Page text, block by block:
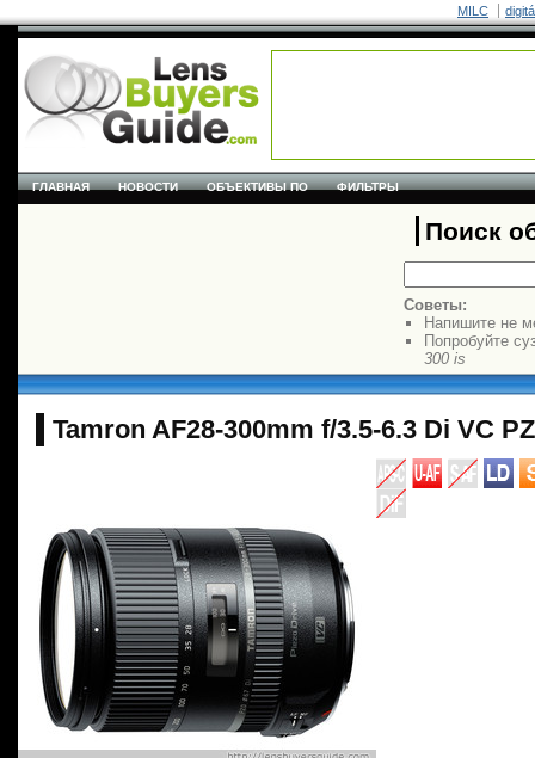
MILC
ГЛАВНАЯ НОВОСТИ ОБЪЕКТИВЫ ПО ФИЛЬТРЫ
Поиск
Советы:
Напишите не
Попробуйте
300 is
Tamron AF28-300mm f/3.5-6.3 Di VC